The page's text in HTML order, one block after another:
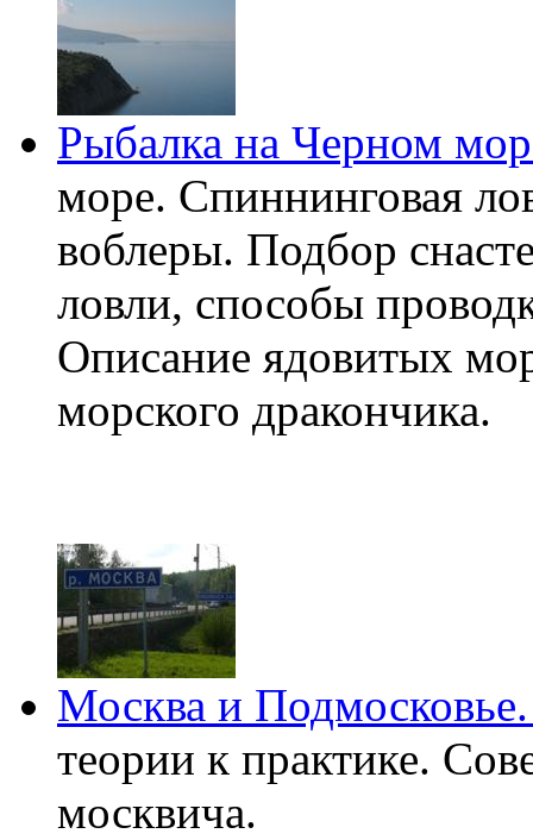
Рыбалка на Черном
море. Спиннинговая
воблеры. Подбор
ловли, способы
Описание ядовитых
морского дракончика.
Москва и
теории к практике.
москвича.